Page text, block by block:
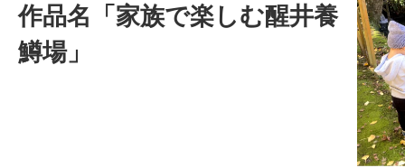
作品名「家族で楽しむ醒井養
鱒場」